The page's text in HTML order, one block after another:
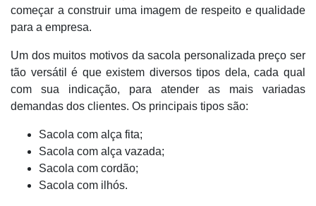
começar a construir uma imagem de respeito e qualidade
para a empresa.
Um dos muitos motivos da sacola personalizada preço ser
tão versátil é que existem diversos tipos dela, cada qual
com sua indicação, para atender as mais variadas
demandas dos clientes. Os principais tipos são:
Sacola com alça fita;
Sacola com alça vazada;
Sacola com cordão;
Sacola com ilhós.